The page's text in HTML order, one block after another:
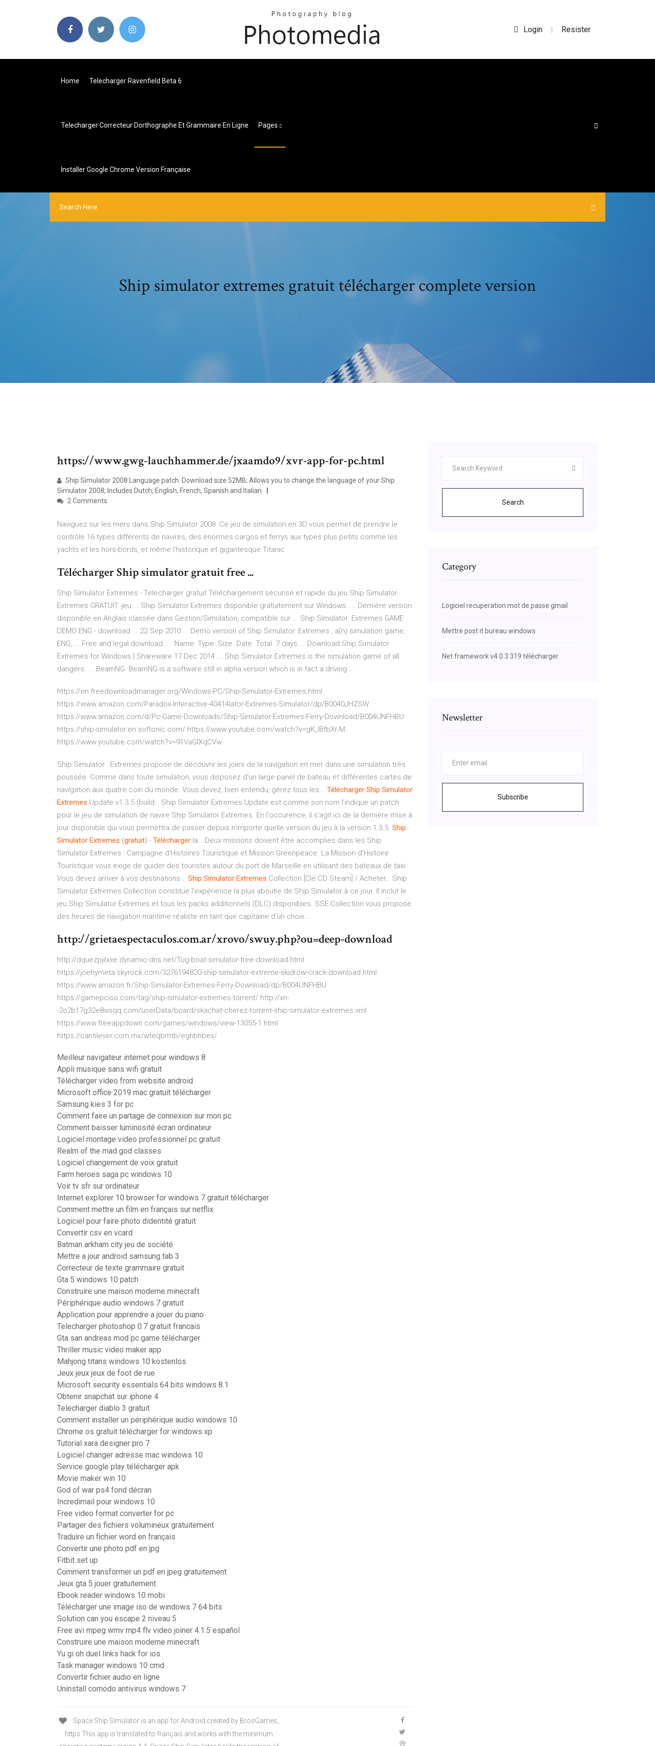
Login | Resister
Home Telecharger Ravenfield Beta 6
Telecharger Correcteur Dorthographe Et Grammaire En Ligne Pages
Installer Google Chrome Version Française
Ship simulator extremes gratuit télécharger complete version
https://www.gwg-lauchhammer.de/jxaamdo9/xvr-app-for-pc.html
Ship Simulator 2008 Language patch. Download size 52MB; Allows you to change the language of your Ship
Simulator 2008; Includes Dutch, English, French, Spanish and Italian
2 Comments
Naviguez sur les mers dans Ship Simulator 2008. Ce jeu de simulation en 3D vous permet de prendre le
contrôle 16 types différents de navires, des énormes cargos et ferrys aux types plus petits comme les
yachts et les hors-bords, et même l'historique et gigantesque Titanic.
Télécharger Ship simulator gratuit free ...
Ship Simulator Extremes - Telecharger gratuit Téléchargement sécurisé et rapide du jeu Ship Simulator
Extremes GRATUIT. jeu ... Ship Simulator Extremes disponible gratuitement sur Windows. ... Dernière version
disponible en Anglais classée dans Gestion/Simulation, compatible sur ... Ship Simulator: Extremes GAME
DEMO ENG - download ... 22 Sep 2010 ... Demo version of Ship Simulator: Extremes , a(n) simulation game,
ENG, ... Free and legal download. ... Name. Type. Size. Date. Total. 7 days ... Download Ship Simulator
Extremes for Windows | Shareware 17 Dec 2014 ... Ship Simulator Extremes is the simulation game of all
dangers. ... BeamNG. BeamNG is a software still in alpha version which is in fact a driving ...
https://en.freedownloadmanager.org/Windows-PC/Ship-Simulator-Extremes.html
https://www.amazon.com/Paradox-Interactive-40414lator-Extremes-Simulator/dp/B0040JHZSW
https://www.amazon.com/d/Pc-Game-Downloads/Ship-Simulator-Extremes-Ferry-Download/B004UNFHBU
https://ship-simulator.en.softonic.com/ https://www.youtube.com/watch?v=gK_IBfbXr-M
https://www.youtube.com/watch?v=91VaGlXqCVw
Ship Simulator : Extremes propose de découvrir les joies de la navigation en mer dans une simulation très
poussée. Comme dans toute simulation, vous disposez d'un large panel de bateau et différentes cartes de
navigation aux quatre coin du monde. Vous devez, bien entendu, gérez tous les... Télécharger Ship Simulator
Extremes Update v1.3.5 (build… Ship Simulator Extremes Update est comme son nom l’indique un patch
pour le jeu de simulation de navire Ship Simulator Extremes. En l'occurence, il s'agit ici de la dernière mise à
jour disponible qui vous permettra de passer depuis n'importe quelle version du jeu à la version 1.3.5. Ship
Simulator Extremes (gratuit) - Télécharger la… Deux missions doivent être accomplies dans les Ship
Simulator Extremes : Campagne d'Histoires Touristique et Mission Greenpeace. La Mission d'Histoire
Touristique vous exige de guider des touristes autour du port de Marseille en utilisant des bateaux de taxi.
Vous devez arriver à vos destinations... Ship Simulator Extremes Collection [Clé CD Steam] / Acheter… Ship
Simulator Extremes Collection constitue l'expérience la plus aboutie de Ship Simulator à ce jour. Il inclut le
jeu Ship Simulator Extremes et tous les packs additionnels (DLC) disponibles. SSE Collection vous propose
des heures de navigation maritime réaliste en tant que capitaine d'un choix...
http://grietaespectaculos.com.ar/xrovo/swuy.php?ou=deep-download
http://dquezpjilxxe.dynamic-dns.net/Tug-boat-simulator-free-download.html
https://joehymeta.skyrock.com/3276194820-ship-simulator-extreme-skidrow-crack-download.html
https://www.amazon.fr/Ship-Simulator-Extremes-Ferry-Download/dp/B004UNFHBU
https://gamepciso.com/tag/ship-simulator-extremes-torrent/ http://xn-
-2o2b17g32e8xisqq.com/userData/board/skachat-cherez-torrent-ship-simulator-extremes.xml
https://www.freeappdown.com/games/windows/view-13055-1.html
https://cantilever.com.mx/wteqbmtb/eghbhbex/
Meilleur navigateur internet pour windows 8
Appli musique sans wifi gratuit
Télécharger video from website android
Microsoft office 2019 mac gratuit télécharger
Samsung kies 3 for pc
Comment faire un partage de connexion sur mon pc
Comment baisser luminosité écran ordinateur
Logiciel montage video professionnel pc gratuit
Realm of the mad god classes
Logiciel changement de voix gratuit
Farm heroes saga pc windows 10
Voir tv sfr sur ordinateur
Internet explorer 10 browser for windows 7 gratuit télécharger
Comment mettre un film en français sur netflix
Logiciel pour faire photo didentité gratuit
Convertir csv en vcard
Batman arkham city jeu de société
Mettre a jour android samsung tab 3
Correcteur de texte grammaire gratuit
Gta 5 windows 10 patch
Construire une maison moderne minecraft
Périphérique audio windows 7 gratuit
Application pour apprendre a jouer du piano
Telecharger photoshop 0.7 gratuit francais
Gta san andreas mod pc game télécharger
Thriller music video maker app
Mahjong titans windows 10 kostenlos
Jeux jeux jeux de foot de rue
Microsoft security essentials 64 bits windows 8.1
Obtenir snapchat sur iphone 4
Telecharger diablo 3 gratuit
Comment installer un périphérique audio windows 10
Chrome os gratuit télécharger for windows xp
Tutorial xara designer pro 7
Logiciel changer adresse mac windows 10
Service google play télécharger apk
Movie maker win 10
God of war ps4 fond décran
Incredimail pour windows 10
Free video format converter for pc
Partager des fichiers volumineux gratuitement
Traduire un fichier word en français
Convertir une photo pdf en jpg
Fitbit set up
Comment transformer un pdf en jpeg gratuitement
Jeux gta 5 jouer gratuitement
Ebook reader windows 10 mobi
Télécharger une image iso de windows 7 64 bits
Solution can you escape 2 niveau 5
Free avi mpeg wmv mp4 flv video joiner 4.1.5 español
Construire une maison moderne minecraft
Yu gi oh duel links hack for ios
Task manager windows 10 cmd
Convertir fichier audio en ligne
Uninstall comodo antivirus windows 7
Space Ship Simulator is an app for Android created by BrosGames,
https This app is translated to français and works with the minimum
Search
Category
Logiciel recuperation mot de passe gmail
Mettre post it bureau windows
Net framework v4 0.3 319 télécharger
Newsletter
Subscribe